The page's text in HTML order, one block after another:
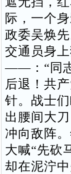
际，一个
政委吴焕
交通员身
——：“同
后退！共
针。战士
出腰间大
冲向敌阵
大喊“先砍
却在泥泞